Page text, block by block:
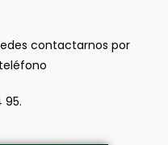
contactarnos por
95.